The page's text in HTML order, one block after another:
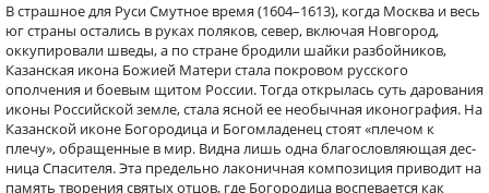
В страшное для Руси Смутное время (1604–1613), когда Москва и весь
юг страны остались в руках поляков, север, включая Новгород,
оккупировали шведы, а по стране бродили шайки разбойников,
Казанская икона Божией Матери стала покровом русского
ополчения и боевым щитом России. Тогда открылась суть дарования
иконы Российской земле, стала ясной ее необычная иконография. На
Казанской иконе Богородица и Богомладенец стоят «плечом к
плечу», обращенные в мир. Видна лишь одна благословляющая дес­
ница Спасителя. Эта предельно лаконичная композиция приводит на
память творения святых отцов, где Богородица воспевается как